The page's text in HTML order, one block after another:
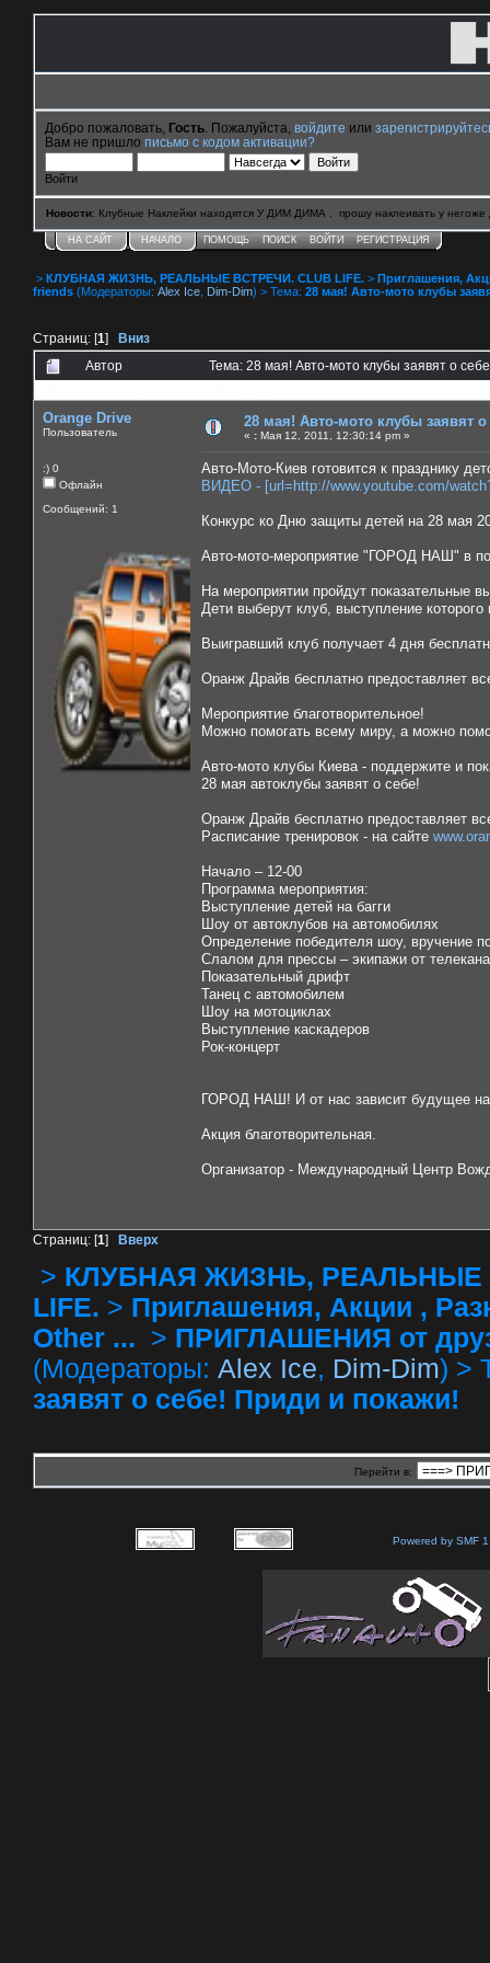
Добро пожаловать, Гость . Пожалуйста, войдите или
Вам не пришло письмо с кодом активации?
Войти
Новости: Клубные Наклейки находятся У ДИМ ДИМА . прошу наклеивать у негоже
НА САЙТ НАЧАЛО ПОМОЩЬ ПОИСК ВОЙТИ РЕГИСТРАЦИЯ
> КЛУБНАЯ ЖИЗНЬ, РЕАЛЬНЫЕ ВСТРЕЧИ. CLUB LIFE. > Приглашения,
friends (Модераторы: Alex Ice Dim-Dim) > Тема: 28 мая! Авто-мото клубы
Страниц: [1] Вниз
Автор
Тема: 28 мая! Авто-мото клубы заявят о
Orange Drive
Пользователь
:) 0
Офлайн
Сообщений: 1
28 мая! Авто-мото клубы заявят
« : Мая 12, 2011, 12:30:14 pm »
Авто-Мото-Киев готовится к празднику
ВИДЕО - [url=http://www.youtube.com/
Конкурс ко Дню защиты детей на 28 мая
Авто-мото-мероприятие "ГОРОД НАШ" в
На мероприятии пройдут показательные
Дети выберут клуб, выступление
Выигравший клуб получает 4 дня
Оранж Драйв бесплатно предоставляет
Мероприятие благотворительное!
Можно помогать всему миру, а можно
Авто-мото клубы Киева - поддержите и
28 мая автоклубы заявят о себе!
Оранж Драйв бесплатно предоставляет
Расписание тренировок - на сайте
Начало – 12-00
Программа мероприятия:
Выступление детей на багги
Шоу от автоклубов на автомобилях
Определение победителя шоу, вручение
Слалом для прессы – экипажи от
Показательный дрифт
Танец с автомобилем
Шоу на мотоциклах
Выступление каскадеров
Рок-концерт
ГОРОД НАШ! И от нас зависит будущее
Акция благотворительная.
Организатор - Международный Центр
Страниц: [1] Вверх
> КЛУБНАЯ ЖИЗНЬ, РЕАЛЬНЫЕ
LIFE. > Приглашения, Акции ,
Other ... > ПРИГЛАШЕНИЯ от
(Модераторы: Alex Ice, Dim-Dim) >
заявят о себе! Приди и покажи!
Перейти в:
Powered by SMF